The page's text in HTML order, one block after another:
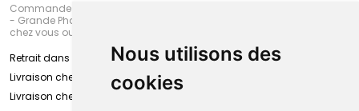
Nous utilisons des
cookies
Commandez en ligne et venez chercher votre commande à Amiens
- Grande Pharmacie d’Amiens (Fachon) ou recevez-là rapidement
chez vous ou en point retrait
Retrait dans la pharmacie d’Amiens
Livraison chez vous
Livraison chez votre commerçant